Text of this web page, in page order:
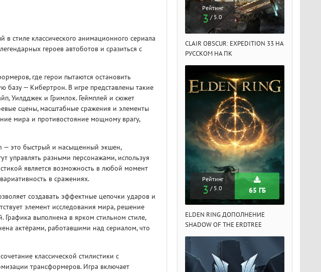
стиле классического анимационного сериала
героев автоботов и сразиться с
где герои пытаются остановить
базу — Кибертрон. В игре представлены такие
Уилдджек и Гримлок. Геймплей и сюжет
сцены, масштабные сражения и элементы
мира и противостояние мощному врагу,
— это быстрый и насыщенный экшен,
управлять разными персонажами, используя
является возможность в любой момент
в сражениях.
создавать эффектные цепочки ударов и
элемент исследования мира, решение
Графика выполнена в ярком стильном стиле,
актёрами, работавшими над сериалом, что
классической стилистики с
трансформеров. Игра включает
НА ПК
Рейтинг
RING ДОПОЛНЕНИЕ
OF THE ERDTREE
CLAIR OBSCUR: EXPEDITION 33 НА
РУССКОМ НА ПК
ELDEN RING ДОПОЛНЕНИЕ
SHADOW OF THE ERDTREE
Рейтинг
3 / 5.0
CLAIR OBSCUR: EXPEDITION 33 НА
РУССКОМ НА ПК
Рейтинг
3 / 5.0 65 ГБ
ELDEN RING ДОПОЛНЕНИЕ
SHADOW OF THE ERDTREE